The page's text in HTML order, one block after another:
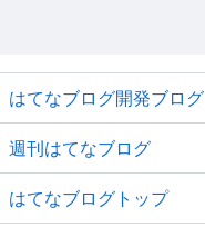
はてなブログ開発ブログ
週刊はてなブログ
はてなブログトップ